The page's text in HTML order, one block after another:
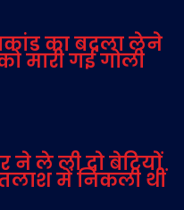
का बदला लेने
मारी गई गोली
ने ले ली दो बेटियों
तलाश में निकली थीं